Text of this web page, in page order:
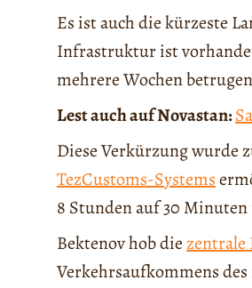
Es ist auch die kürzeste
Infrastruktur ist
mehrere Wochen
Lest auch auf Novastan:
Diese Verkürzung wurde
TezCustoms-Systems
8 Stunden auf 30
Bektenov hob diezentrale
Verkehrsaufkommens